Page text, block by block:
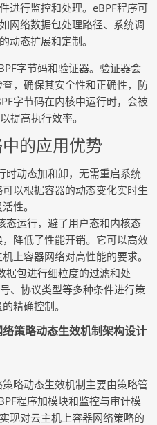
进行监控和处理。eBPF程序可
网络数据包处理路径、系统调
动态扩展和定制。
字节码和验证器。验证器会
，确保其安全性和正确性，防
字节码在内核中运行时，会被
提高执行效率。
的应用优势
时动态加和卸，无需重启系统
以根据容器的动态变化实时生
性。
态运行，避了用户态和内核态
降低了性能开销。它可以高效
上容器网络对高性能的要求。
据包进行细粒度的过滤和处
、协议类型等多种条件进行策
精确控制。
策略动态生效机制架构设计
略动态生效机制主要由策略管
程序加模块和监控与审计模
现对云主机上容器网络策略的